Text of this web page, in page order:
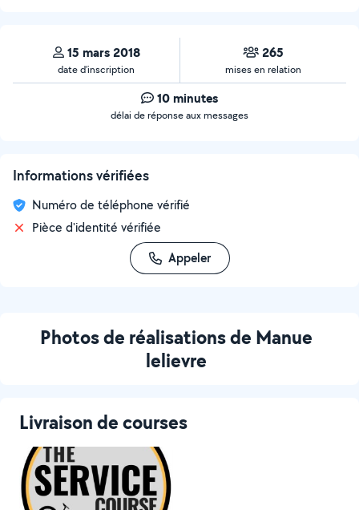
15 mars 2018
date d’inscription
265
mises en relation
10 minutes
délai de réponse aux messages
Informations vérifiées
Numéro de téléphone vérifié
Pièce d'identité vérifiée
Appeler
Photos de réalisations de Manue
lelievre
Livraison de courses